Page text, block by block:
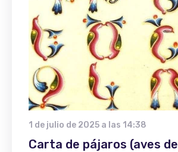
1 de julio de 2025 a las 14:38
Carta de pájaros (aves de